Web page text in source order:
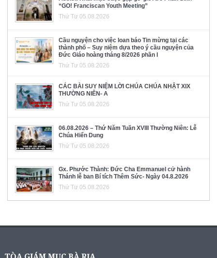
“GO! Franciscan Youth Meeting”
Thứ Tư 05.08.2026
Cầu nguyện cho việc loan báo Tin mừng tại các
thành phố – Suy niệm dựa theo ý cầu nguyện của
Đức Giáo hoàng tháng 8/2026 phần I
Thứ Tư 05.08.2026
CÁC BÀI SUY NIỆM LỜI CHÚA CHÚA NHẬT XIX
THƯỜNG NIÊN- A
Thứ Tư 05.08.2026
06.08.2026 – Thứ Năm Tuần XVIII Thường Niên: Lễ
Chúa Hiển Dung
Thứ Tư 05.08.2026
Gx. Phước Thành: Đức Cha Emmanuel cử hành
Thánh lễ ban Bí tích Thêm Sức- Ngày 04.8.2026
Thứ Tư 05.08.2026